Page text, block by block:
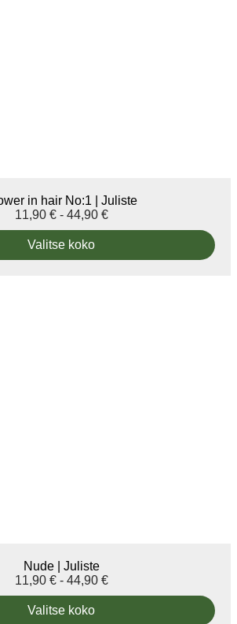
in hair No:1 | Juliste
11,90 € - 44,90 €
Valitse koko
Nude | Juliste
11,90 € - 44,90 €
Valitse koko